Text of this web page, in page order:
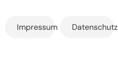
Impressum Datenschutz